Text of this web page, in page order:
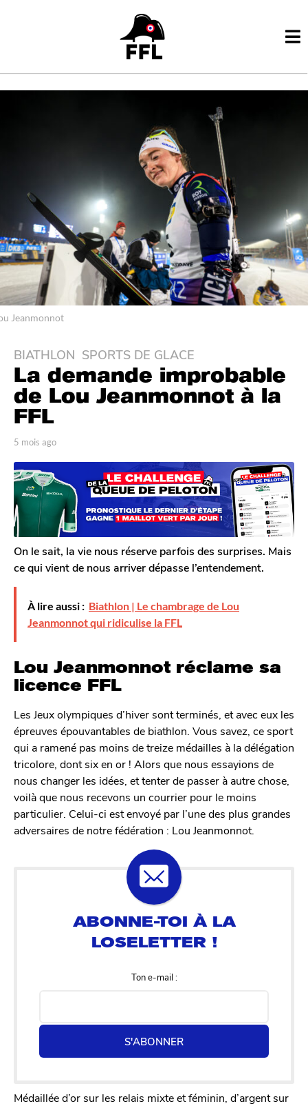
Jeanmonnot
5
m
i
s
a
o
4
m
o
i
s
a
g
BIATHLON ,SPORTS DE GLACE
La demande improbable
de Lou Jeanmonnot à la
FFL
p
r
T
o
m
G
a
l
r
o
5 mois ago
i
s
g
o
On le sait, la vie nous réserve parfois des surprises. Mais
ce qui vient de nous arriver dépasse l’entendement.
À lire aussi : Biathlon | Le chambrage de Lou
Jeanmonnot qui ridiculise la FFL
Lou Jeanmonnot réclame sa
licence FFL
Les Jeux olympiques d’hiver sont terminés, et avec eux les
épreuves épouvantables de biathlon. Vous savez, ce sport
qui a ramené pas moins de treize médailles à la délégation
tricolore, dont six en or ! Alors que nous essayions de
nous changer les idées, et tenter de passer à autre chose,
voilà que nous recevons un courrier pour le moins
particulier. Celui-ci est envoyé par l’une des plus grandes
adversaires de notre fédération : Lou Jeanmonnot.
Ton e-mail :
S'ABONNER
Médaillée d’or sur les relais mixte et féminin, d’argent sur